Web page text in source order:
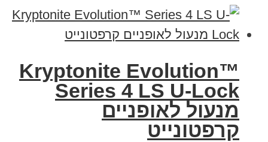
Kryptonite Evolution™
Series 4 LS U-Lock
מנעול לאופניים
קרפטונייט